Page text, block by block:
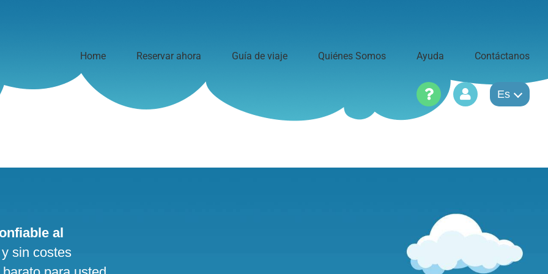
Home Reservar ahora Guía de viaje Quiénes Somos Ayuda Contáctanos
Es
al
sin costes